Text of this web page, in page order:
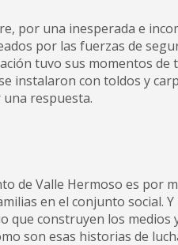
por una inesperada e
por las fuerzas de
tuvo sus momentos
instalaron con toldos y
respuesta.
de Valle Hermoso es por
en el conjunto social.
que construyen los
son esas historias de